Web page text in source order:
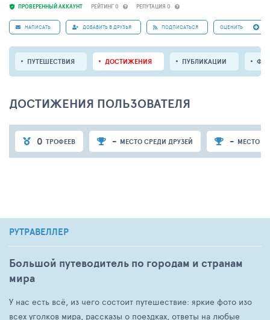
ПРОВЕРЕННЫЙ АККАУНТ РЕЙТИНГ 0 РЕПУТАЦИЯ 0
НАПИСАТЬ ДОБАВИТЬ В ДРУЗЬЯ ПОДПИСАТЬСЯ ОЦЕНИТЬ
ПУТЕШЕСТВИЯ ДОСТИЖЕНИЯ ПУБЛИКАЦИИ
ДОСТИЖЕНИЯ ПОЛЬЗОВАТЕЛЯ
0 ТРОФЕЕВ - МЕСТО СРЕДИ ДРУЗЕЙ - МЕСТО
РУТРАВЕЛЛЕР
Большой путеводитель по городам и странам
мира
У нас есть всё, из чего состоит путешествие: яркие фото изо
всех уголков мира, рассказы о поездках, ответы на любые